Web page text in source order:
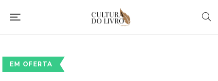
EM OFERTA